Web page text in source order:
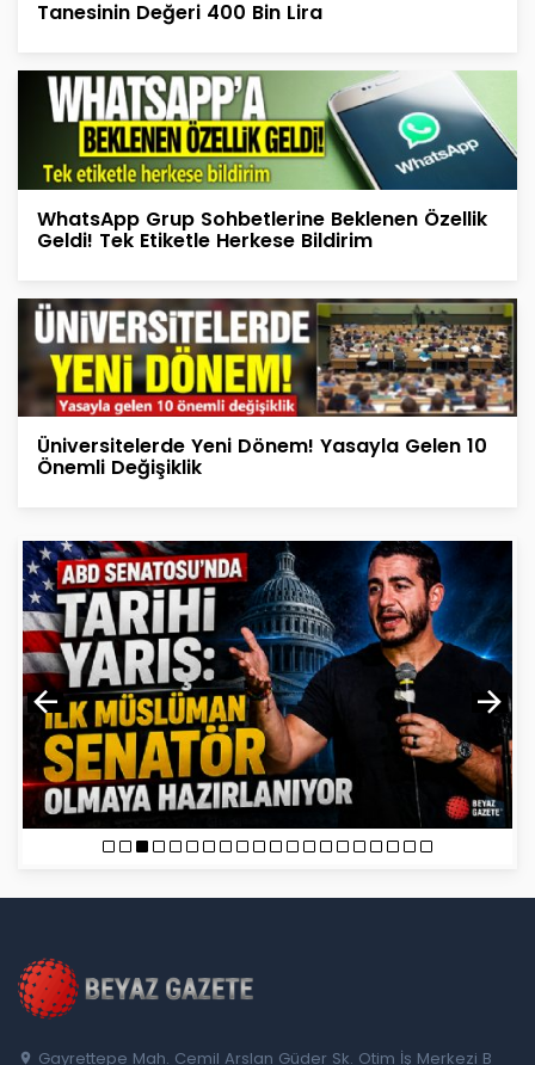
Tanesinin Değeri 400 Bin Lira
WhatsApp Grup Sohbetlerine Beklenen Özellik
Geldi! Tek Etiketle Herkese Bildirim
Üniversitelerde Yeni Dönem! Yasayla Gelen 10
Önemli Değişiklik
Gayrettepe Mah. Cemil Arslan Güder Sk. Otim İş Merkezi B